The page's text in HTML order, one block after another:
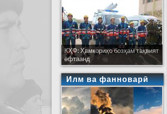
КҲФ: Ҳамкориҳо бозҳам тақвият
ёфтаанд
Илм ва фанноварӣ